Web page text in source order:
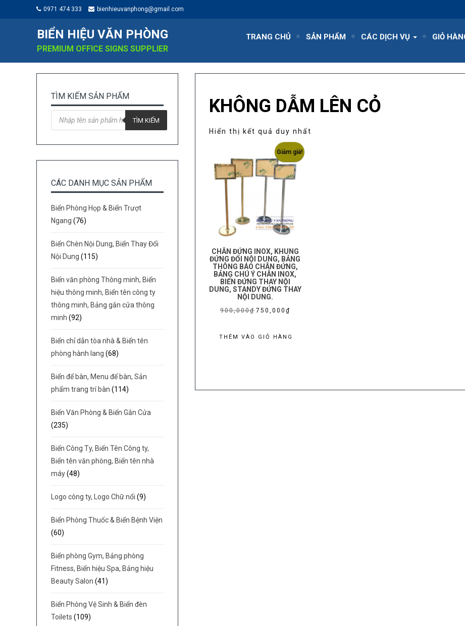
0971 474 333 bienhieuvanphong@gmail.com
BIỂN HIỆU VĂN PHÒNG
PREMIUM OFFICE SIGNS SUPPLIER
TRANG CHỦ SẢN PHẨM CÁC DỊCH VỤ GIỎ
KHÔNG DẪM LÊN CỎ
Hiển thị kết quả duy nhất
Giảm giá!
CHÂN ĐỨNG INOX, KHUNG
ĐỨNG ĐỔI NỘI DUNG, BẢNG
THÔNG BÁO CHÂN ĐỨNG,
BẢNG CHÚ Ý CHÂN INOX,
BIỂN ĐỨNG THAY NỘI
DUNG, STANDY ĐỨNG THAY
NỘI DUNG.
900,000₫ Giá
là:
750,000 ₫
tại
THÊM VÀO GIỎ HÀNG
TÌM KIẾM SẢN PHẨM
Tìm
kiếm
TÌM KIẾM
CÁC DANH MỤC SẢN PHẨM
Biển Phòng Họp & Biển Trượt
Ngang (76)
Biển Chèn Nội Dung, Biển Thay Đổi
Nội Dung (115)
Biển văn phòng Thông minh, Biển
hiệu thông minh, Biển tên công ty
thông minh, Bảng gắn cửa thông
minh (92)
Biển chỉ dẫn tòa nhà & Biển tên
phòng hành lang (68)
Biển để bàn, Menu để bàn, Sản
phẩm trang trí bàn (114)
Biển Văn Phòng & Biển Gắn Cửa
(235)
Biển Công Ty, Biển Tên Công ty,
Biển tên văn phòng, Biển tên nhà
máy(48)
Logo công ty, Logo Chữ nổi (9)
Biển Phòng Thuốc & Biển Bệnh Viện
(60)
Biển phòng Gym, Bảng phòng
Fitness, Biển hiệu Spa, Bảng hiệu
Beauty Salon (41)
Biển Phòng Vệ Sinh & Biển đèn
Toilets (109)